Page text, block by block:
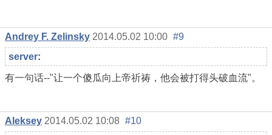
Andrey F. Zelinsky 2014.05.02 10:00 #9
server:
有一句话--"让一个傻瓜向上帝祈祷，他会被打得头破血流"。
Aleksey 2014.05.02 10:08 #10